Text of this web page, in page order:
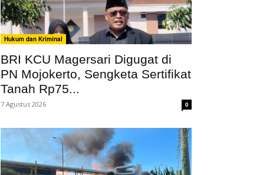
Hukum dan Kriminal
BRI KCU Magersari Digugat di
PN Mojokerto, Sengketa Sertifikat
Tanah Rp75...
7 Agustus 2026 0